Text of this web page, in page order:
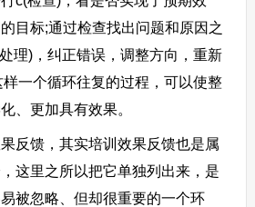
目标;通过检查找出问题和原因之
理)，纠正错误，调整方向，重新
一个循环往复的过程，可以使整
、更加具有效果。
馈，其实培训效果反馈也是属
这里之所以把它单独列出来，是
被忽略、但却很重要的一个环